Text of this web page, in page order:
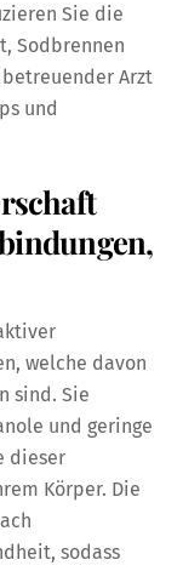
Sie die
Sodbrennen
Arzt
und
welche davon
sind. Sie
und geringe
dieser
Körper. Die
sodass